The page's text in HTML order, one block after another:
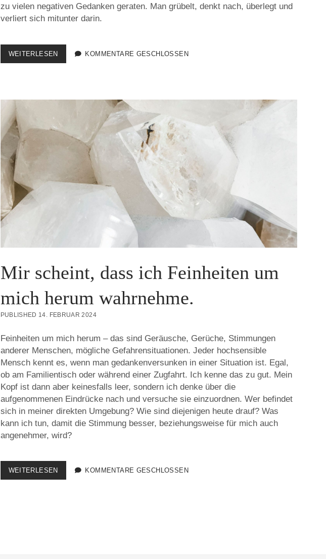
zu vielen negativen Gedanken geraten. Man grübelt, denkt nach, überlegt und
verliert sich mitunter darin.
WEITERLESENICH
HABE
INNENLEBEN.
KOMMENTARE GESCHLOSSEN
Mir scheint, dass ich Feinheiten um
mich herum wahrnehme.
PUBLISHED 14. FEBRUAR 2024
Feinheiten um mich herum – das sind Geräusche, Gerüche, Stimmungen
anderer Menschen, mögliche Gefahrensituationen. Jeder hochsensible
Mensch kennt es, wenn man gedankenversunken in einer Situation ist. Egal,
ob am Familientisch oder während einer Zugfahrt. Ich kenne das zu gut. Mein
Kopf ist dann aber keinesfalls leer, sondern ich denke über die
aufgenommenen Eindrücke nach und versuche sie einzuordnen. Wer befindet
sich in meiner direkten Umgebung? Wie sind diejenigen heute drauf? Was
kann ich tun, damit die Stimmung besser, beziehungsweise für mich auch
angenehmer, wird?
WEITERLESENMIR
SCHEINT,
KOMMENTARE GESCHLOSSEN